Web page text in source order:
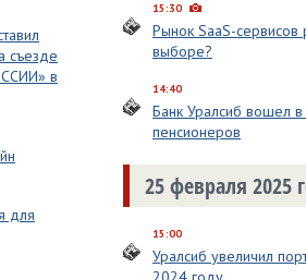
съезде
в
для
15:30
Рынок SaaS-сервисов
выборе?
14:40
Банк Уралсиб вошел
пенсионеров
25 февраля 2025
15:00
Уралсиб увеличил